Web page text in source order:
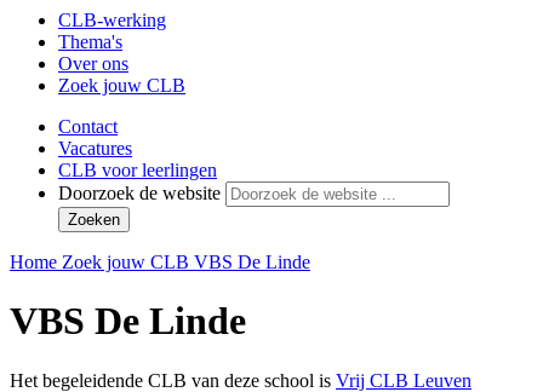
CLB-werking
Thema's
Over ons
Zoek jouw CLB
Contact
Vacatures
CLB voor leerlingen
Doorzoek de website
Zoeken
Home Zoek jouw CLB VBS De Linde
VBS De Linde
Het begeleidende CLB van deze school is Vrij CLB Leuven